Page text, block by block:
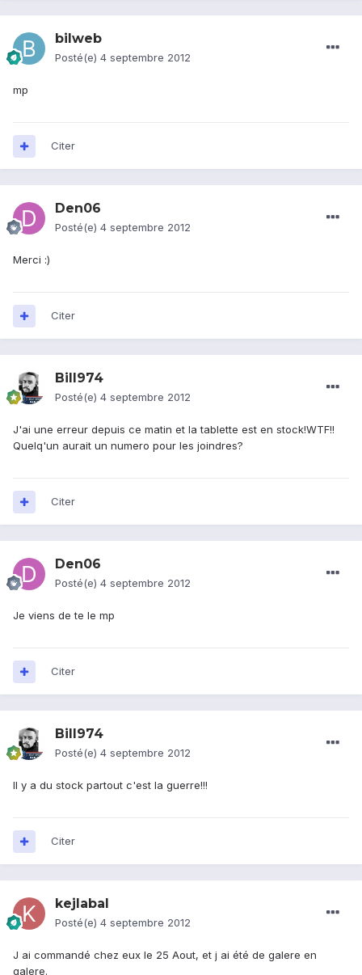
bilweb
Posté(e) 4 septembre 2012
mp
Citer
Den06
Posté(e) 4 septembre 2012
Merci :)
Citer
Bill974
Posté(e) 4 septembre 2012
J'ai une erreur depuis ce matin et la tablette est en stock!WTF!!
Quelq'un aurait un numero pour les joindres?
Citer
Den06
Posté(e) 4 septembre 2012
Je viens de te le mp
Citer
Bill974
Posté(e) 4 septembre 2012
Il y a du stock partout c'est la guerre!!!
Citer
kejlabal
Posté(e) 4 septembre 2012
J ai commandé chez eux le 25 Aout, et j ai été de galere en
galere.